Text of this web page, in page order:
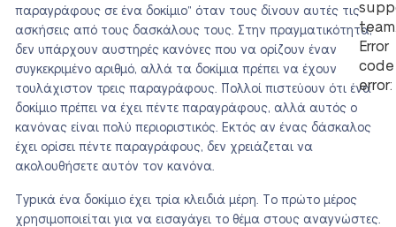
Error
code
error:
παραγράφους σε ένα δοκίμιο” όταν τους δίνουν αυτές τις
ασκήσεις από τους δασκάλους τους. Στην πραγματικότητα,
δεν υπάρχουν αυστηρές κανόνες που να ορίζουν έναν
συγκεκριμένο αριθμό, αλλά τα δοκίμια πρέπει να έχουν
τουλάχιστον τρεις παραγράφους. Πολλοί πιστεύουν ότι ένα
δοκίμιο πρέπει να έχει πέντε παραγράφους, αλλά αυτός ο
κανόνας είναι πολύ περιοριστικός. Εκτός αν ένας δάσκαλος
έχει ορίσει πέντε παραγράφους, δεν χρειάζεται να
ακολουθήσετε αυτόν τον κανόνα.
Τypικά ένα δοκίμιο έχει τρία κλειδιά μέρη. Το πρώτο μέρος
χρησιμοποιείται για να εισαγάγει το θέμα στους αναγνώστες.